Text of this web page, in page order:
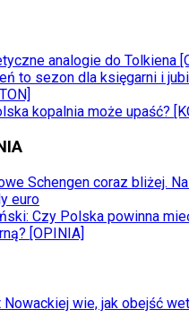
analogie do Tolkiena
to sezon dla księgarni i
kopalnia może upaść?
Schengen coraz bliżej.
euro
Czy Polska powinna
[OPINIA]
Nowackiej wie, jak obejść